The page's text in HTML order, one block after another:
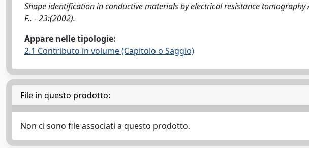
Shape identification in conductive materials by electrical resistance tomography
F.. - 23:(2002).
Appare nelle tipologie:
2.1 Contributo in volume (Capitolo o Saggio)
File in questo prodotto:
Non ci sono file associati a questo prodotto.